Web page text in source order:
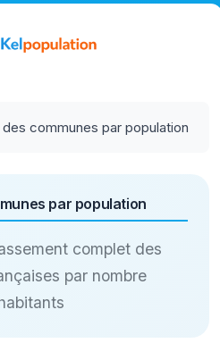
communes par population
par population
complet des
par nombre